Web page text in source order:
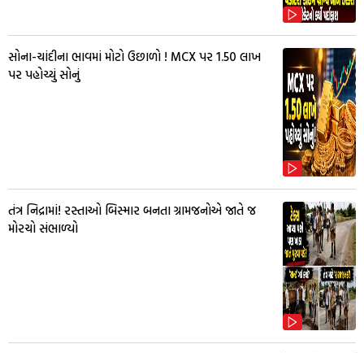
સોના-ચાંદીના ભાવમાં મોટો ઉછાળો ! MCX પર ₹1.50 લાખ
પર પહોચ્યું સોનું
તંત્ર નિદ્રામાં! રસ્તાઓ બિસ્માર બનતા ગ્રામજનોએ જાતે જ
મોરચો સંભાળ્યો